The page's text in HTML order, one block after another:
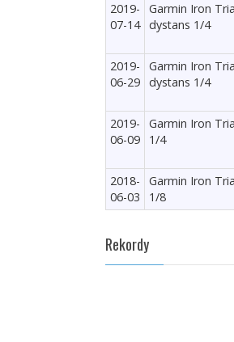
2019-
07-14
Garmin Iron
dystans 1/4
2019-
06-29
Garmin Iron
dystans 1/4
2019-
06-09
Garmin Iron
1/4
2018-
06-03
Garmin Iron
1/8
Rekordy